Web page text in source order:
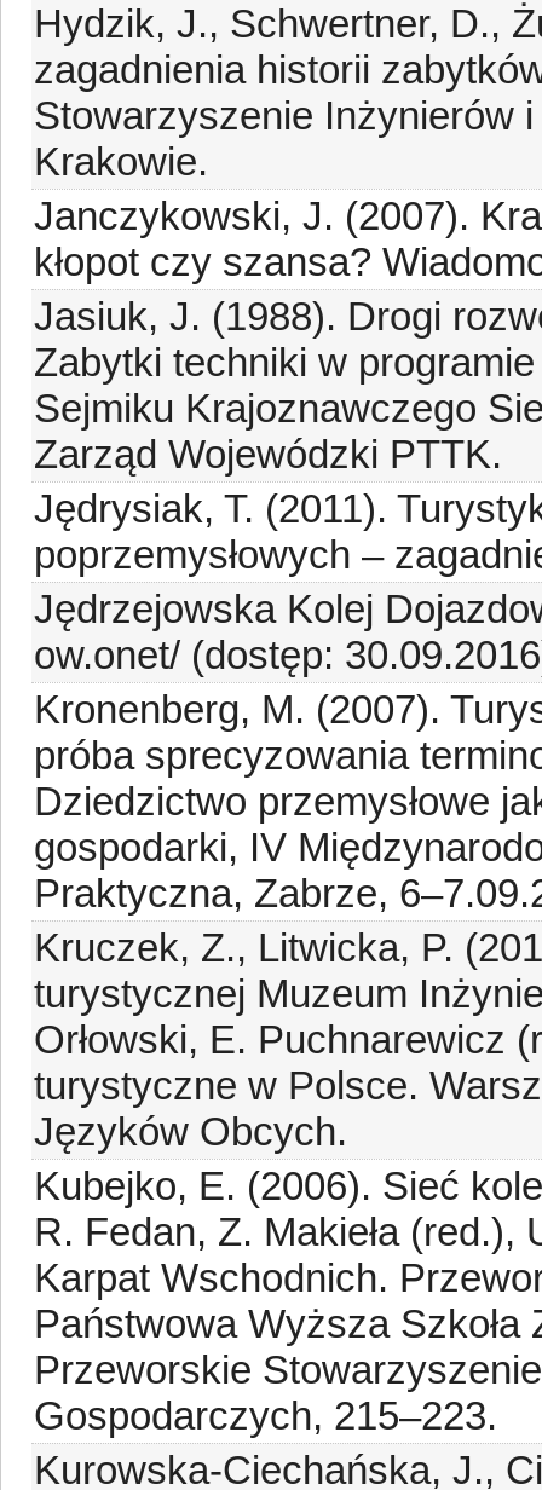
Hydzik, J., Schwertner, D.,
zagadnienia historii
Stowarzyszenie Inżynierów
Krakowie.
Janczykowski, J. (2007).
kłopot czy szansa?
Jasiuk, J. (1988). Drogi
Zabytki techniki w
Sejmiku Krajoznawczego
Zarząd Wojewódzki PTTK.
Jędrysiak, T. (2011).
poprzemysłowych –
Jędrzejowska Kolej
ow.onet/ (dostęp:
Kronenberg, M. (2007).
próba sprecyzowania
Dziedzictwo przemysłowe
gospodarki, IV
Praktyczna, Zabrze,
Kruczek, Z., Litwicka, P.
turystycznej Muzeum
Orłowski, E. Puchnarewicz
turystyczne w Polsce.
Języków Obcych.
Kubejko, E. (2006). Sieć
R. Fedan, Z. Makieła
Karpat Wschodnich.
Państwowa Wyższa Szkoła
Przeworskie
Gospodarczych, 215–223.
Kurowska-Ciechańska, J.,